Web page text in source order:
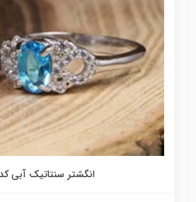
انگشتر سنتاتیک آبی کد585